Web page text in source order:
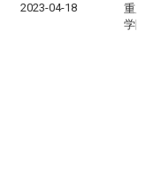
2023-04-18
重庆
学院